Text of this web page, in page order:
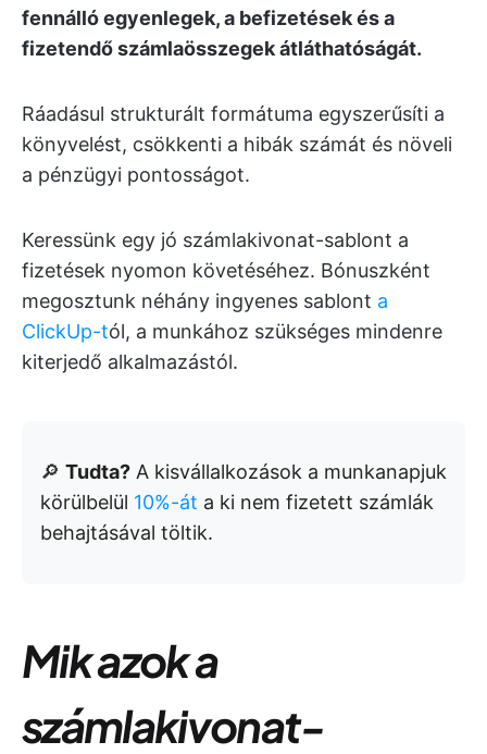
fennálló egyenlegek, a befizetések és a
fizetendő számlaösszegek átláthatóságát.
Ráadásul strukturált formátuma egyszerűsíti a
könyvelést, csökkenti a hibák számát és növeli
a pénzügyi pontosságot.
Keressünk egy jó számlakivonat-sablont a
fizetések nyomon követéséhez. Bónuszként
megosztunk néhány ingyenes sablont a
ClickUp-tól, a munkához szükséges mindenre
kiterjedő alkalmazástól.
🔎 Tudta? A kisvállalkozások a munkanapjuk
körülbelül 10%-át a ki nem fizetett számlák
behajtásával töltik.
Mik azok a
számlakivonat-